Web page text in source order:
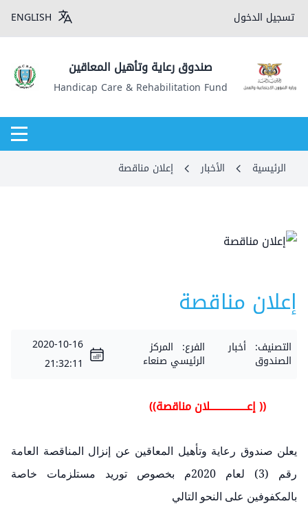
تسجيل الدخول ENGLISH
صندوق رعاية وتأهيل المعاقين
Handicap Care & Rehabilitation Fund
الرئيسية الأخبار إعلان مناقصة
إعلان مناقصة
التصنيف: أخبار
الصندوق
الفرع: المركز
الرئيسي صنعاء
2020-10-16
21:32:11
(( إعــــــــــــــــــلان مناقصة))
يعلن صندوق رعاية وتأهيل المعاقين عن إنزال المناقصة العامة
رقم (3) لعام 2020م بخصوص توريد مستلزمات خاصة
بالمكفوفين على النحو التالي